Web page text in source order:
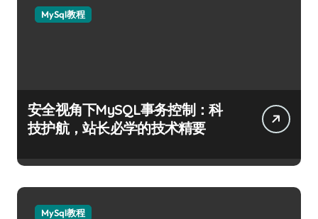
MySql教程
安全视角下MySQL事务控制：科
技护航，站长必学的技术精要
MySql教程